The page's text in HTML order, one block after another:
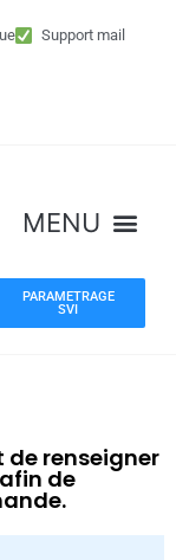
Support mail
PARAMETRAGE
SVI
de renseigner
de